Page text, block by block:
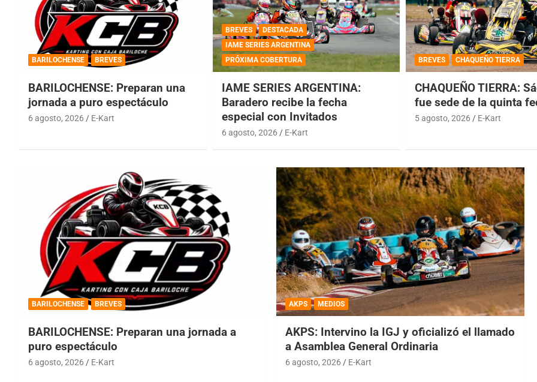
BARILOCHENSE BREVES
BARILOCHENSE: Preparan una
jornada a puro espectáculo
6 agosto, 2026 E-Kart
BREVES
DESTACADA
IAME SERIES ARGENTINA
PRÓXIMA COBERTURA
IAME SERIES ARGENTINA:
Baradero recibe la fecha
especial con Invitados
6 agosto, 2026 E-Kart
BREVES CHAQUEÑO TIERRA
CHAQUEÑO TIERRA:
fue sede de la quinta
5 agosto, 2026 E-Kart
BARILOCHENSE BREVES
BARILOCHENSE: Preparan una jornada a
puro espectáculo
6 agosto, 2026 E-Kart
AKPS MEDIOS
AKPS: Intervino la IGJ y oficializó el llamado
a Asamblea General Ordinaria
6 agosto, 2026 E-Kart